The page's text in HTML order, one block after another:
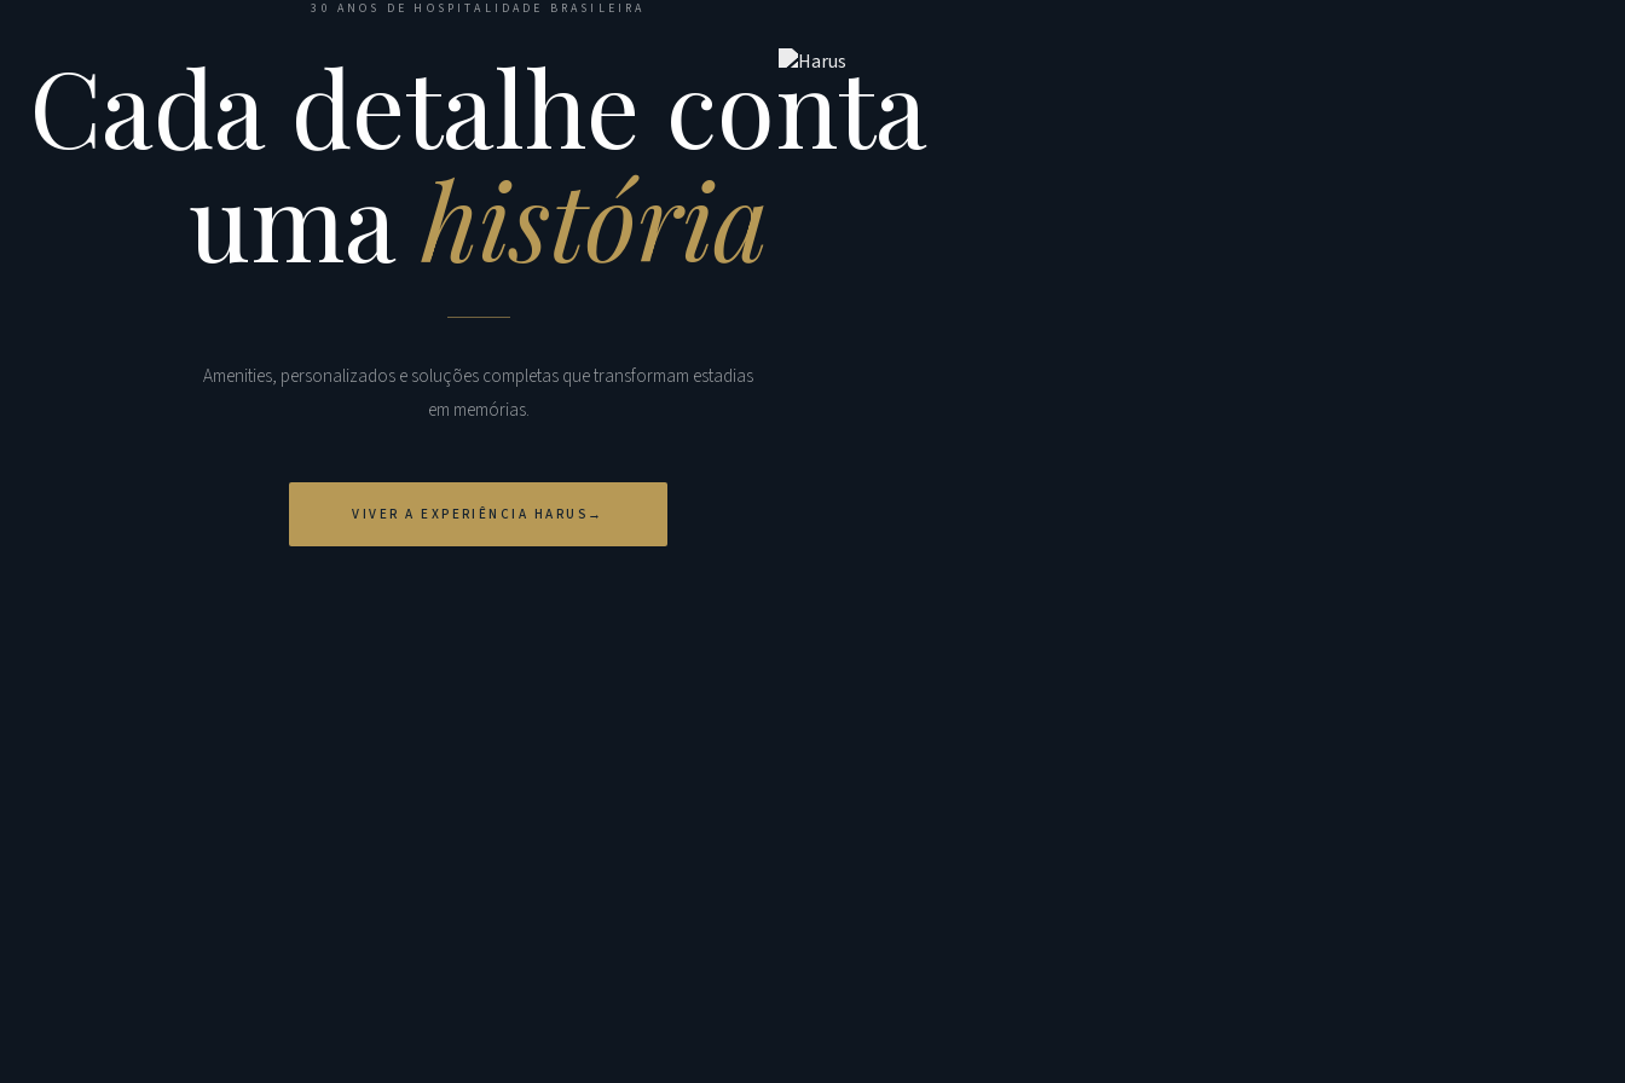
30 ANOS DE HOSPITALIDADE BRASILEIRA
Cada detalhe conta
umahistória
Amenities, personalizados e soluções completas que transformam estadias
em memórias.
VIVER A EXPERIÊNCIA HARUS